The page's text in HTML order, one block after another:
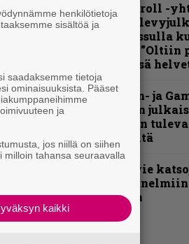
Thrash ’n’ roll -
ryydittää
keikkareissulla
videolla – ”Oltiin
kusihädässä
Helloween- ja
Kai Hansen
maistiaisen
soololevyltä
Anthrax vie
videollaan
henkilötietoja
sisältöä ja
saadaksemme tietoja
ominaisuuksista. Pääset
ja
jos niillä on siihen
milloin tahansa seuraavalla
kaikki